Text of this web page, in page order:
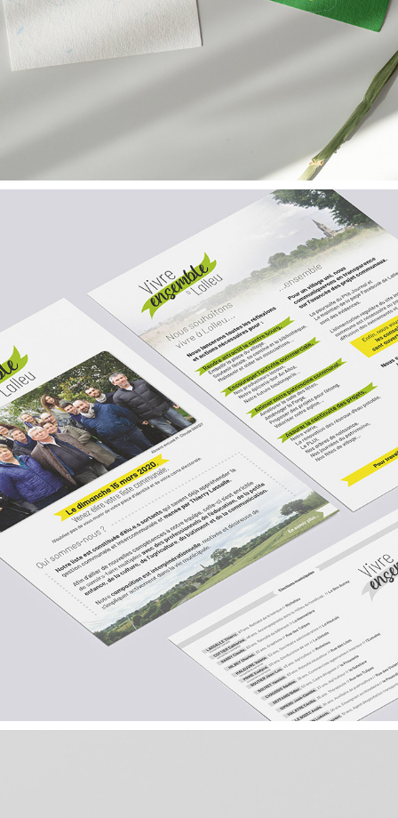
Profession de foi & Bulletin